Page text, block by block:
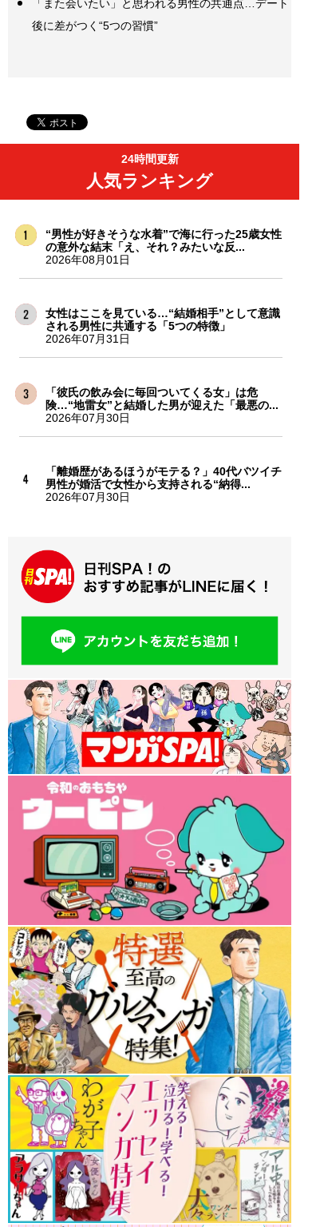
「また会いたい」と思われる男性の共通点…デート
後に差がつく“5つの習慣”
24時間更新
人気ランキング
“男性が好きそうな水着”で海に行った25歳女性
の意外な結末「え、それ？みたいな反...
2026年08月01日
女性はここを見ている…“結婚相手”として意識
される男性に共通する「5つの特徴」
2026年07月31日
「彼氏の飲み会に毎回ついてくる女」は危
険…“地雷女”と結婚した男が迎えた「最悪の...
2026年07月30日
「離婚歴があるほうがモテる？」40代バツイチ
男性が婚活で女性から支持される“納得...
2026年07月30日